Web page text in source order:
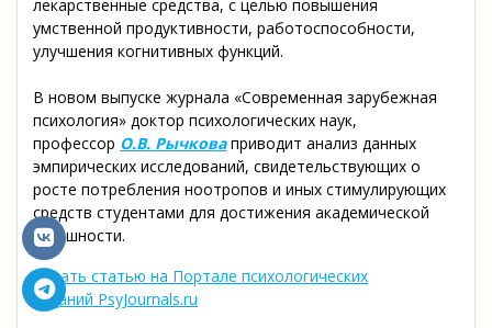
лекарственные средства, с целью повышения
умственной продуктивности, работоспособности,
улучшения когнитивных функций.
В новом выпуске журнала «Современная зарубежная
психология» доктор психологических наук,
профессор О.В. Рычкова приводит анализ данных
эмпирических исследований, свидетельствующих о
росте потребления ноотропов и иных стимулирующих
средств студентами для достижения академической
успешности.
Читать статью на Портале психологических
изданий PsyJournals.ru